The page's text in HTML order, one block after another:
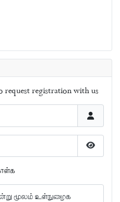
request registration with us
மூலம் உள்நுழைக